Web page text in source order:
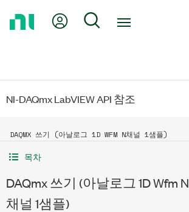
My Account
Search
NI-DAQmx LabVIEW API 참조
DAQMX 쓰기 (아날로그 1D WFM N채널 1샘플)
목차
DAQmx 쓰기 (아날로그 1D Wfm N
채널 1샘플)